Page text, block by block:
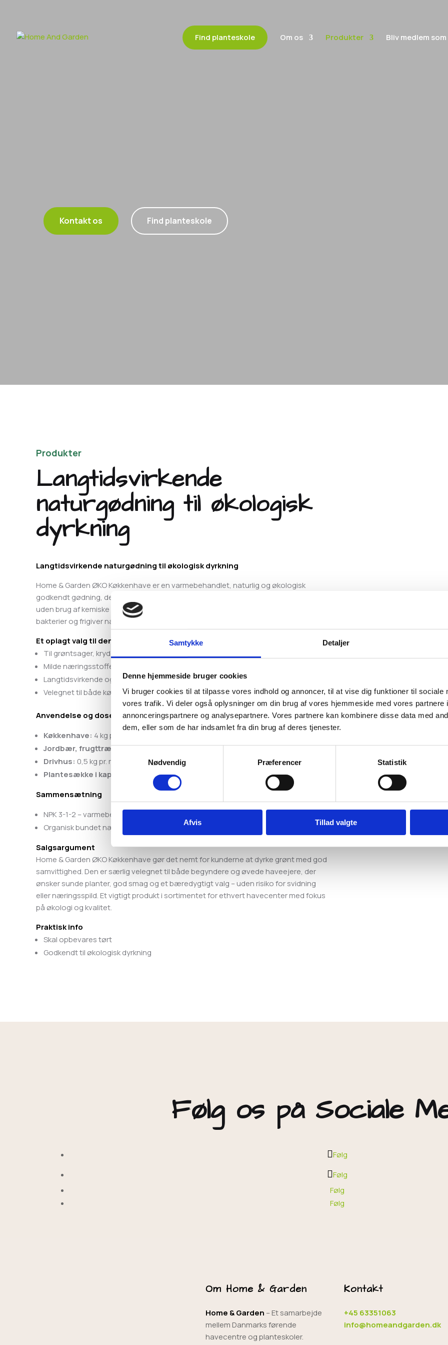
Samtykke Detaljer
Denne hjemmeside bruger cookies
Vi bruger cookies til at tilpasse vores indhold og annoncer, til at vise dig funktioner til sociale
vores trafik. Vi deler også oplysninger om din brug af vores hjemmeside med vores partnere
annonceringspartnere og analysepartnere. Vores partnere kan kombinere disse data med
dem, eller som de har indsamlet fra din brug af deres tjenester.
Samtykkevalg
Nødvendig
Præferencer Statistik
Afvis Tillad valgte
Find planteskole Om os Produkter Bliv medlem
Kontakt os Find planteskole
Produkter
Langtidsvirkende
naturgødning til økologisk
dyrkning
Langtidsvirkende naturgødning til økologisk dyrkning
Home & Garden ØKO Køkkenhave er en varmebehandlet, naturlig og økologisk
godkendt gødning, der sikrer et sundt og rigt udbytte af grøntsager, bær og frugt –
uden brug af kemiske tilsætningsstoffer. Gødningen er langtidsvirkende, fri for
bakterier og frigiver næringsstoffer i takt med planternes behov.
Et oplagt valg til den økologisk bevidste haveejer
Til grøntsager, krydderurter, bærbuske og frugttræer
Milde næringsstoffer – svider ikke bladene
Langtidsvirkende og miljøvenlig – uden udvaskning
Velegnet til både køkkenhave, drivhus og plantesække
Anvendelse og dosering
Køkkenhave: 4 kg pr. 10 m² om foråret. Kultiveres 2–3 cm ned i jorden
Jordbær, frugttræer og bærbuske:2 kg pr. 10 m² forår og sensommer
Drivhus: 0,5 kg pr. m² før plantning + 0,5 kg midt i vækstperioden
Plantesække i kapilærkasser: Gød let omkring planterne løbende
Sammensætning
NPK 3-1-2 – varmebehandlet, fri for bakterier og patogener
Organisk bundet næring – frigives langsomt og skånsomt
Salgsargument
Home & Garden ØKO Køkkenhave gør det nemt for kunderne at dyrke grønt med god
samvittighed. Den er særlig velegnet til både begyndere og øvede haveejere, der
ønsker sunde planter, god smag og et bæredygtigt valg – uden risiko for svidning
eller næringsspild. Et vigtigt produkt i sortimentet for ethvert havecenter med fokus
på økologi og kvalitet.
Praktisk info
Skal opbevares tørt
Godkendt til økologisk dyrkning
Følg os på Sociale
Følg
Følg
Følg
Følg
Om Home & Garden
Home & Garden – Et samarbejde
mellem Danmarks førende
havecentre og planteskoler.
Kontakt
+45 63351063
info@homeandgarden.dk